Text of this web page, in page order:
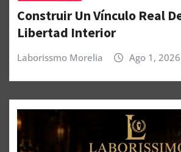
Construir Un Vínculo Real
Libertad Interior
Laborissmo Morelia Ago 1, 2026